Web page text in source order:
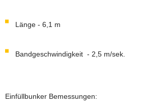
Länge - 6,1 m
Bandgeschwindigkeit - 2,5 m/sek.
Einfüllbunker Bemessungen: